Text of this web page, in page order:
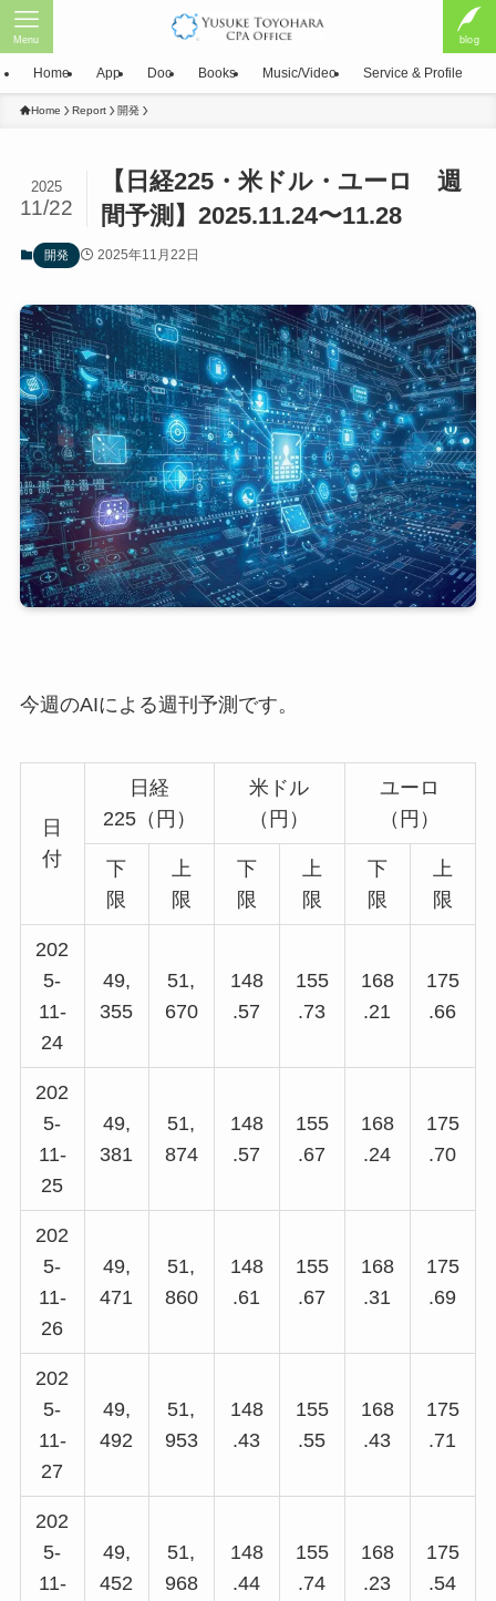
blog
Menu
Home App Doc Books Music/Video Service & Profile
Home Report 開発
【日経225・米ドル・ユーロ 週
間予測】2025.11.24〜11.28
2025
11/22
開発 2025年11月22日
今週のAIによる週刊予測です。
日
付
日経
225（円）
米ドル
（円）
ユーロ
（円）
下
限
上
限
下
限
上
限
下
限
上
限
202
5-
11-
24
49,
355
51,
670
148
.57
155
.73
168
.21
175
.66
202
5-
11-
25
49,
381
51,
874
148
.57
155
.67
168
.24
175
.70
202
5-
11-
26
49,
471
51,
860
148
.61
155
.67
168
.31
175
.69
202
5-
11-
27
49,
492
51,
953
148
.43
155
.55
168
.43
175
.71
202
5-
11-
49,
452
51,
968
148
.44
155
.74
168
.23
175
.54